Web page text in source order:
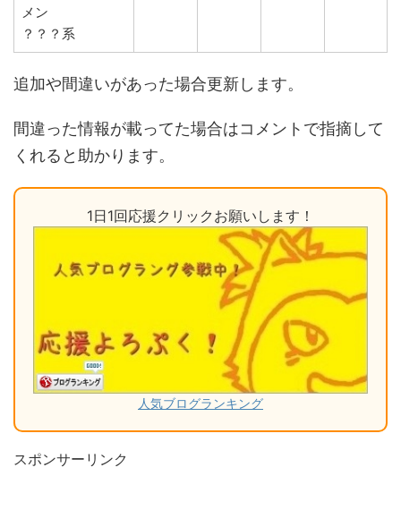
メン
？？？系
追加や間違いがあった場合更新します。
間違った情報が載ってた場合はコメントで指摘して
くれると助かります。
1日1回応援クリックお願いします！
人気ブログランキング
スポンサーリンク